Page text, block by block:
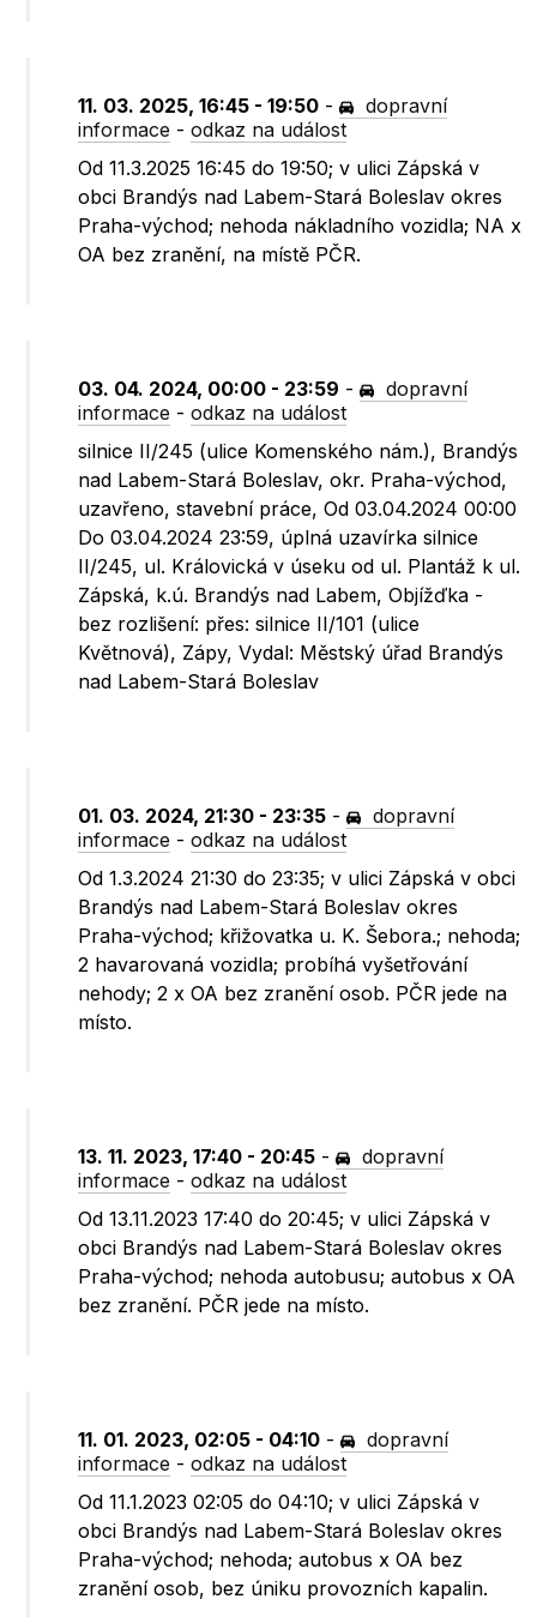
11. 03. 2025, 16:45 - 19:50 -
dopravní
informace -odkaz na událost
Od 11.3.2025 16:45 do 19:50; v ulici Zápská v
obci Brandýs nad Labem-Stará Boleslav okres
Praha-východ; nehoda nákladního vozidla; NA x
OA bez zranění, na místě PČR.
03. 04. 2024, 00:00 - 23:59 -
dopravní
informace -odkaz na událost
silnice II/245 (ulice Komenského nám.), Brandýs
nad Labem-Stará Boleslav, okr. Praha-východ,
uzavřeno, stavební práce, Od 03.04.2024 00:00
Do 03.04.2024 23:59, úplná uzavírka silnice
II/245, ul. Královická v úseku od ul. Plantáž k ul.
Zápská, k.ú. Brandýs nad Labem, Objížďka -
bez rozlišení: přes: silnice II/101 (ulice
Květnová), Zápy, Vydal: Městský úřad Brandýs
nad Labem-Stará Boleslav
01. 03. 2024, 21:30 - 23:35 -
dopravní
informace -odkaz na událost
Od 1.3.2024 21:30 do 23:35; v ulici Zápská v obci
Brandýs nad Labem-Stará Boleslav okres
Praha-východ; křižovatka u. K. Šebora.; nehoda;
2 havarovaná vozidla; probíhá vyšetřování
nehody; 2 x OA bez zranění osob. PČR jede na
místo.
13. 11. 2023, 17:40 - 20:45 -
dopravní
informace -odkaz na událost
Od 13.11.2023 17:40 do 20:45; v ulici Zápská v
obci Brandýs nad Labem-Stará Boleslav okres
Praha-východ; nehoda autobusu; autobus x OA
bez zranění. PČR jede na místo.
11. 01. 2023, 02:05 - 04:10 -
dopravní
informace -odkaz na událost
Od 11.1.2023 02:05 do 04:10; v ulici Zápská v
obci Brandýs nad Labem-Stará Boleslav okres
Praha-východ; nehoda; autobus x OA bez
zranění osob, bez úniku provozních kapalin.